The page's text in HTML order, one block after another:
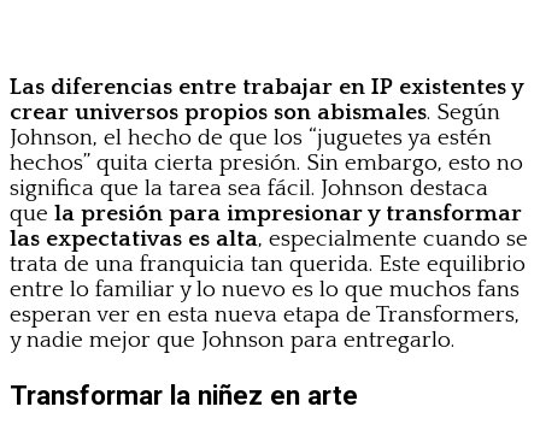
Las diferencias entre trabajar en IP existentes y
crear universos propios son abismales. Según
Johnson, el hecho de que los “juguetes ya estén
hechos” quita cierta presión. Sin embargo, esto no
significa que la tarea sea fácil. Johnson destaca
que la presión para impresionar y transformar
las expectativas es alta, especialmente cuando se
trata de una franquicia tan querida. Este equilibrio
entre lo familiar y lo nuevo es lo que muchos fans
esperan ver en esta nueva etapa de Transformers,
y nadie mejor que Johnson para entregarlo.
Transformar la niñez en arte